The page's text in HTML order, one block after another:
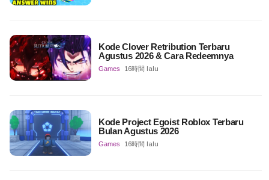
Kode Clover Retribution Terbaru
Agustus 2026 & Cara Redeemnya
Games 16時間 lalu
Kode Project Egoist Roblox Terbaru
Bulan Agustus 2026
Games 16時間 lalu